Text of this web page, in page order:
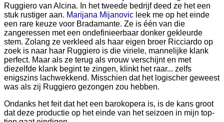
Ruggiero van Alcina. In het tweede bedrijf deed ze het een
stuk rustiger aan. Marijana Mijanovic leek me op het einde
een rare keuze voor Bradamante. Ze is één van die
zangeressen met een ondefinieerbaar donker gekleurde
stem. Zolang ze verkleed als haar eigen broer Ricciardo op
zoek is naar haar Ruggiero is die viriele, mannelijke klank
perfect. Maar als ze terug als vrouw verschijnt en met
diezelfde klank begint te zingen, klinkt het raar... zelfs
enigszins lachwekkend. Misschien dat het logischer geweest
was als zij Ruggiero gezongen zou hebben.
Ondanks het feit dat het een barokopera is, is de kans groot
dat deze productie op het einde van het seizoen in mijn top-